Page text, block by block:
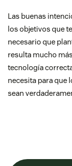
Las buenas
los objetivos que
necesario que
resulta mucho
tecnología
necesita para que
sean